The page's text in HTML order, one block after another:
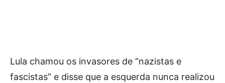
Lula chamou os invasores de “nazistas e
fascistas” e disse que a esquerda nunca realizou